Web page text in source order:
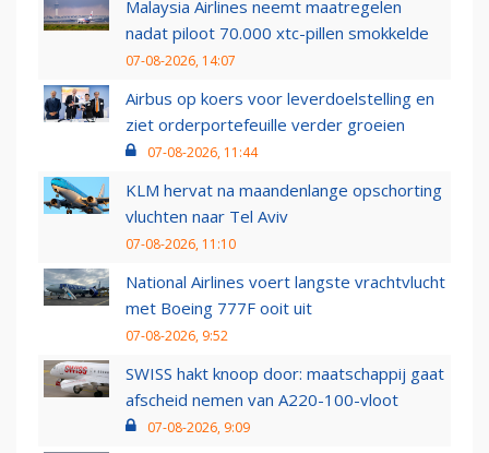
Malaysia Airlines neemt maatregelen
nadat piloot 70.000 xtc-pillen smokkelde
07-08-2026, 14:07
Airbus op koers voor leverdoelstelling en
ziet orderportefeuille verder groeien
07-08-2026, 11:44
KLM hervat na maandenlange opschorting
vluchten naar Tel Aviv
07-08-2026, 11:10
National Airlines voert langste vrachtvlucht
met Boeing 777F ooit uit
07-08-2026, 9:52
SWISS hakt knoop door: maatschappij gaat
afscheid nemen van A220-100-vloot
07-08-2026, 9:09